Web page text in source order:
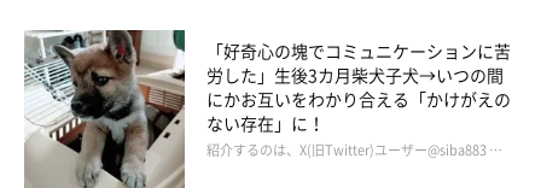
「好奇心の塊でコミュニケーションに苦
労した」生後3カ月柴犬子犬→いつの間
にかお互いをわかり合える「かけがえの
ない存在」に！
紹介するのは、X(旧Twitter)ユーザー@siba883 …